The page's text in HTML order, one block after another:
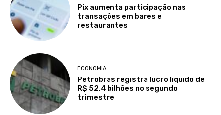
Pix aumenta participação nas
transações em bares e
restaurantes
ECONOMIA
Petrobras registra lucro líquido de
R$ 52,4 bilhões no segundo
trimestre